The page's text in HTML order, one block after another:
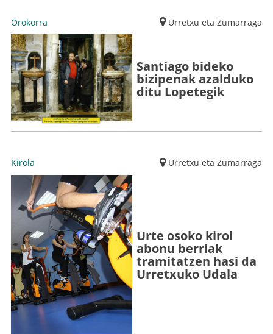
Orokorra Urretxu eta Zumarraga
Santiago bideko
bizipenak azalduko
ditu Lopetegik
Kirola Urretxu eta Zumarraga
Urte osoko kirol
abonu berriak
tramitatzen hasi da
Urretxuko Udala